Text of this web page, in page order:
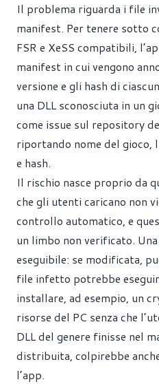
Il problema riguarda i file
manifest. Per tenere sotto
FSR e XeSS compatibili,
manifest in cui vengono
versione e gli hash di
una DLL sconosciuta in un
come issue sul repository
riportando nome del gioco,
e hash.
Il rischio nasce proprio da
che gli utenti caricano non
controllo automatico, e
un limbo non verificato. Una
eseguibile: se modificata,
file infetto potrebbe
installare, ad esempio, un
risorse del PC senza che
DLL del genere finisse nel
distribuita, colpirebbe
l’app.